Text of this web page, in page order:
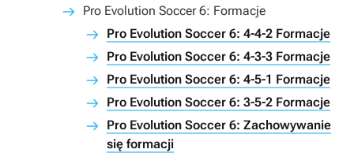
Pro Evolution Soccer 6: Formacje
Pro Evolution Soccer 6: 4-4-2 Formacje
Pro Evolution Soccer 6: 4-3-3 Formacje
Pro Evolution Soccer 6: 4-5-1 Formacje
Pro Evolution Soccer 6: 3-5-2 Formacje
Pro Evolution Soccer 6: Zachowywanie
się formacji